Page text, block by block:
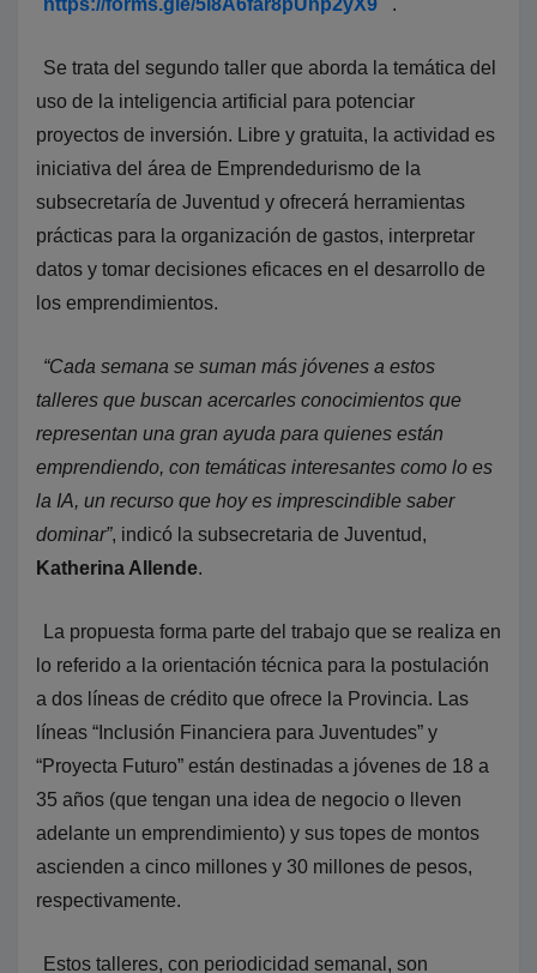
Se trata del segundo taller que aborda la temática del
uso de la inteligencia artificial para potenciar
proyectos de inversión. Libre y gratuita, la actividad es
iniciativa del área de Emprendedurismo de la
subsecretaría de Juventud y ofrecerá herramientas
prácticas para la organización de gastos, interpretar
datos y tomar decisiones eficaces en el desarrollo de
los emprendimientos.
“Cada semana se suman más jóvenes a estos
talleres que buscan acercarles conocimientos que
representan una gran ayuda para quienes están
emprendiendo, con temáticas interesantes como lo es
la IA, un recurso que hoy es imprescindible saber
dominar”, indicó la subsecretaria de Juventud,
Katherina Allende.
La propuesta forma parte del trabajo que se realiza en
lo referido a la orientación técnica para la postulación
a dos líneas de crédito que ofrece la Provincia. Las
líneas “Inclusión Financiera para Juventudes” y
“Proyecta Futuro” están destinadas a jóvenes de 18 a
35 años (que tengan una idea de negocio o lleven
adelante un emprendimiento) y sus topes de montos
ascienden a cinco millones y 30 millones de pesos,
respectivamente.
Estos talleres, con periodicidad semanal, son